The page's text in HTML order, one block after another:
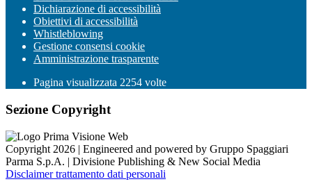
Dichiarazione di accessibilità
Obiettivi di accessibilità
Whistleblowing
Gestione consensi cookie
Amministrazione trasparente
Pagina visualizzata 2254 volte
Sezione Copyright
Copyright 2026 | Engineered and powered by Gruppo Spaggiari
Parma S.p.A. | Divisione Publishing & New Social Media
Disclaimer trattamento dati personali